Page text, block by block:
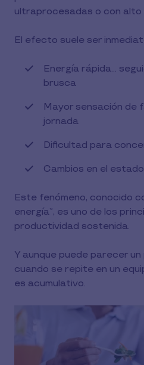
ultraprocesadas o con alto
El efecto suele ser
Energía rápida…
brusca
Mayor sensación de
jornada
Dificultad para
Cambios en el
Este fenómeno, conocido
energía”, es uno de los
productividad sostenida.
Y aunque puede parecer un
cuando se repite en un
es acumulativo.